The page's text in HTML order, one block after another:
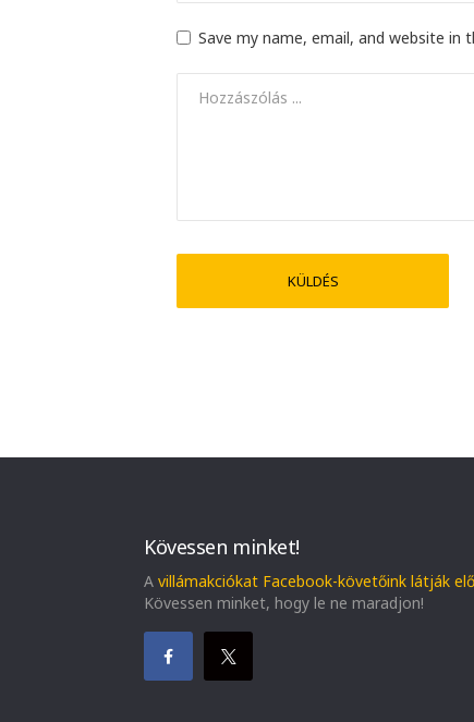
Save my name, email, and website
Kövessen minket!
A villámakciókat Facebook-követőink látják
Kövessen minket, hogy le ne maradjon!